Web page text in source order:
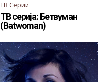
ТВ Серии
ТВ серија: Бетвуман
(Batwoman)